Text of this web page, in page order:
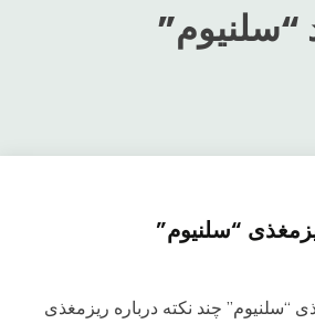
“سلنیوم”
“سلنیوم” چند نکته درباره ریزمغذی